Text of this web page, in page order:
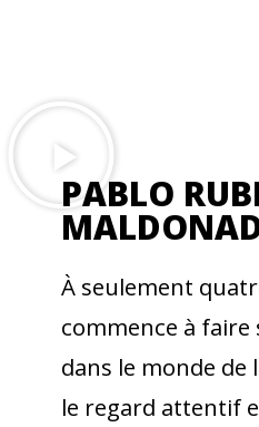
PABLO
À seulement
commence à faire
dans le monde de
le regard attentif